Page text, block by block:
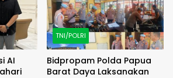
AI
TNI/POLRI
Bidpropam Polda Papua
Barat Daya Laksanakan